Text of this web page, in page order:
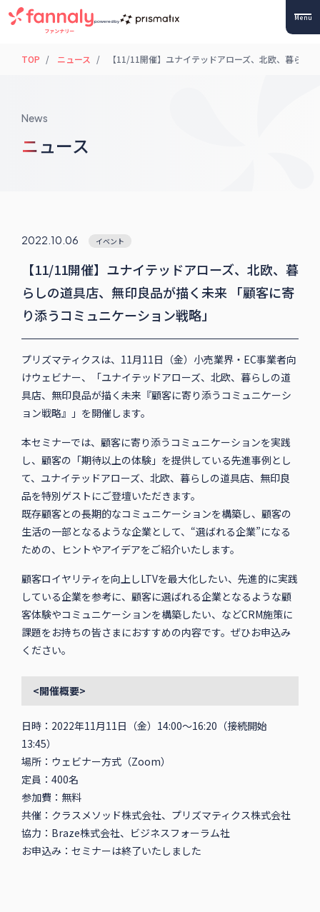
powered by Menu
TOP ニュース 【11/11開催】ユナイテッドアローズ、北欧、暮らし
News
ニュース
2022.10.06 イベント
【11/11開催】ユナイテッドアローズ、北欧、暮
らしの道具店、無印良品が描く未来 「顧客に寄
り添うコミュニケーション戦略」
プリズマティクスは、11月11日（金）小売業界・EC事業者向
けウェビナー、「ユナイテッドアローズ、北欧、暮らしの道
具店、無印良品が描く未来『顧客に寄り添うコミュニケーシ
ョン戦略』」を開催します。
本セミナーでは、顧客に寄り添うコミュニケーションを実践
し、顧客の「期待以上の体験」を提供している先進事例とし
て、ユナイテッドアローズ、北欧、暮らしの道具店、無印良
品を特別ゲストにご登壇いただきます。
既存顧客との長期的なコミュニケーションを構築し、顧客の
生活の一部となるような企業として、“選ばれる企業”になる
ための、ヒントやアイデアをご紹介いたします。
顧客ロイヤリティを向上しLTVを最大化したい、先進的に実践
している企業を参考に、顧客に選ばれる企業となるような顧
客体験やコミュニケーションを構築したい、などCRM施策に
課題をお持ちの皆さまにおすすめの内容です。ぜひお申込み
ください。
<開催概要>
日時：2022年11月11日（金）14:00〜16:20（接続開始
13:45）
場所：ウェビナー方式（Zoom）
定員：400名
参加費：無料
共催：クラスメソッド株式会社、プリズマティクス株式会社
協力：Braze株式会社、ビジネスフォーラム社
お申込み：セミナーは終了いたしました